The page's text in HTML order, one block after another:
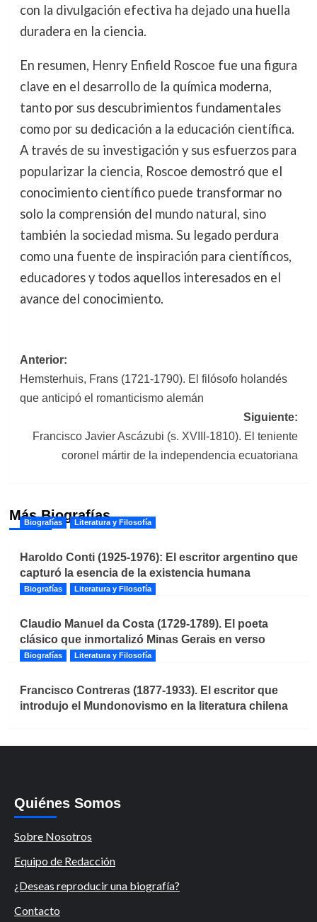
con la divulgación efectiva ha dejado una huella
duradera en la ciencia.
En resumen, Henry Enfield Roscoe fue una figura
clave en el desarrollo de la química moderna,
tanto por sus descubrimientos fundamentales
como por su dedicación a la educación científica.
A través de su investigación y sus esfuerzos para
popularizar la ciencia, Roscoe demostró que el
conocimiento científico puede transformar no
solo la comprensión del mundo natural, sino
también la sociedad misma. Su legado perdura
como una fuente de inspiración para científicos,
educadores y todos aquellos interesados en el
avance del conocimiento.
Navegación
de
entradas
Anterior:
Hemsterhuis, Frans (1721-1790). El filósofo holandés
que anticipó el romanticismo alemán
Siguiente:
Francisco Javier Ascázubi (s. XVIII-1810). El teniente
coronel mártir de la independencia ecuatoriana
Más Biografías
Biografías Literatura y Filosofía
Haroldo Conti (1925-1976): El escritor argentino que
capturó la esencia de la existencia humana
Biografías Literatura y Filosofía
Claudio Manuel da Costa (1729-1789). El poeta
clásico que inmortalizó Minas Gerais en verso
Biografías Literatura y Filosofía
Francisco Contreras (1877-1933). El escritor que
introdujo el Mundonovismo en la literatura chilena
Quiénes Somos
Sobre Nosotros
Equipo de Redacción
¿Deseas reproducir una biografía?
Contacto